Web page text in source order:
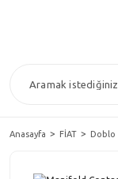
Anasayfa FİAT Doblo